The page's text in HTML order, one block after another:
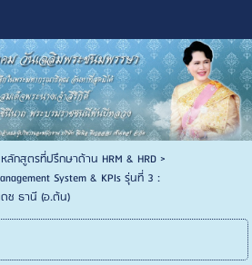
หลักสูตรที่ปรึกษาด้าน HRM & HRD>
System & KPIs รุ่นที่ 3 :
ช ธานี (อ.ต้น)